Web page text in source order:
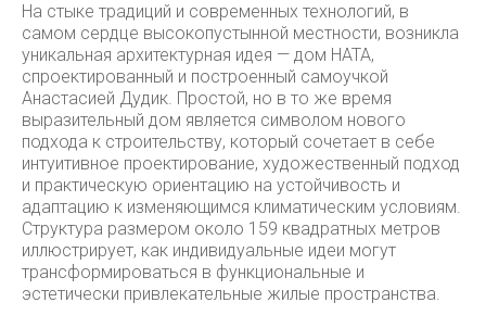
На стыке традиций и современных технологий, в
самом сердце высокопустынной местности, возникла
уникальная архитектурная идея — дом HATA,
спроектированный и построенный самоучкой
Анастасией Дудик. Простой, но в то же время
выразительный дом является символом нового
подхода к строительству, который сочетает в себе
интуитивное проектирование, художественный подход
и практическую ориентацию на устойчивость и
адаптацию к изменяющимся климатическим условиям.
Структура размером около 159 квадратных метров
иллюстрирует, как индивидуальные идеи могут
трансформироваться в функциональные и
эстетически привлекательные жилые пространства.